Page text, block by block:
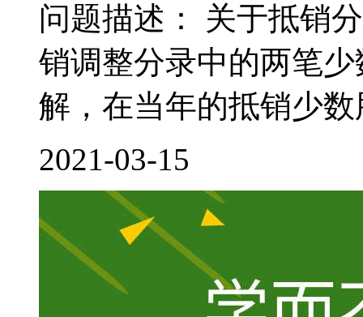
问题描述： 关于抵销
销调整分录中的两笔
解，在当年的抵销少
2021-03-15